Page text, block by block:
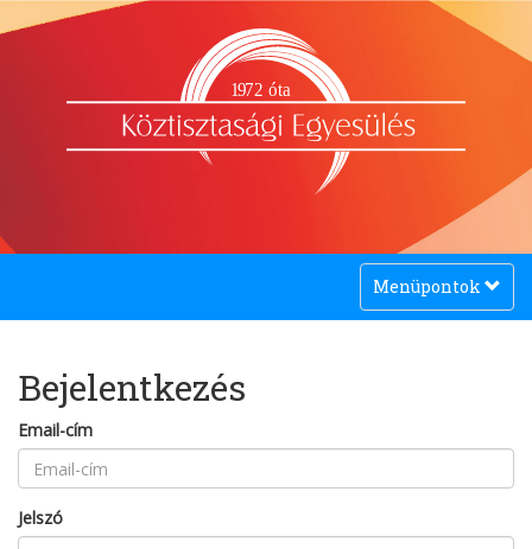
1972 óta
Toggle
navigation
Menüpontok
Bejelentkezés
Email-cím
Jelszó